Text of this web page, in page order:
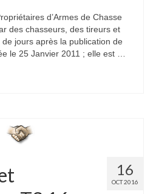
d’Armes de Chasse
des chasseurs, des tireurs et
jours après la publication de
le 25 Janvier 2011 ; elle est …
16
OCT 2016